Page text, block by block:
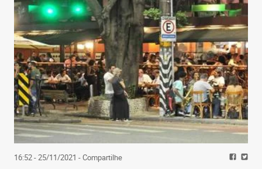
16:52 - 25/11/2021 - Compartilhe